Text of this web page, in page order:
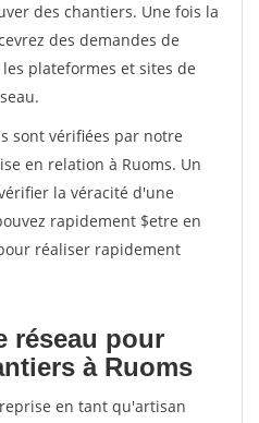
des chantiers. Une fois la
des demandes de
plateformes et sites de
sont vérifiées par notre
en relation à Ruoms. Un
la véracité d'une
rapidement $etre en
réaliser rapidement
réseau pour
à Ruoms
en tant qu'artisan